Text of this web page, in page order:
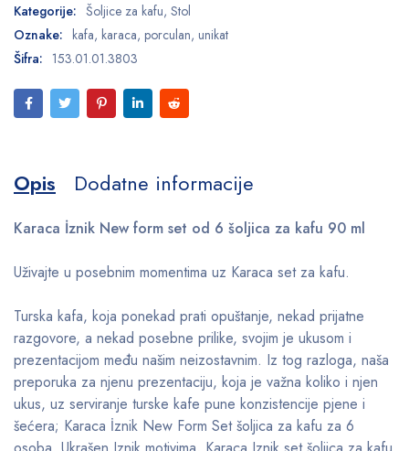
Kategorije: Šoljice za kafu, Stol
Oznake: kafa, karaca, porculan, unikat
Šifra: 153.01.01.3803
Opis Dodatne informacije
Karaca İznik New form set od 6 šoljica za kafu 90 ml
Uživajte u posebnim momentima uz Karaca set za kafu.
Turska kafa, koja ponekad prati opuštanje, nekad prijatne
razgovore, a nekad posebne prilike, svojim je ukusom i
prezentacijom među našim neizostavnim. Iz tog razloga, naša
preporuka za njenu prezentaciju, koja je važna koliko i njen
ukus, uz serviranje turske kafe pune konzistencije pjene i
šećera; Karaca İznik New Form Set šoljica za kafu za 6